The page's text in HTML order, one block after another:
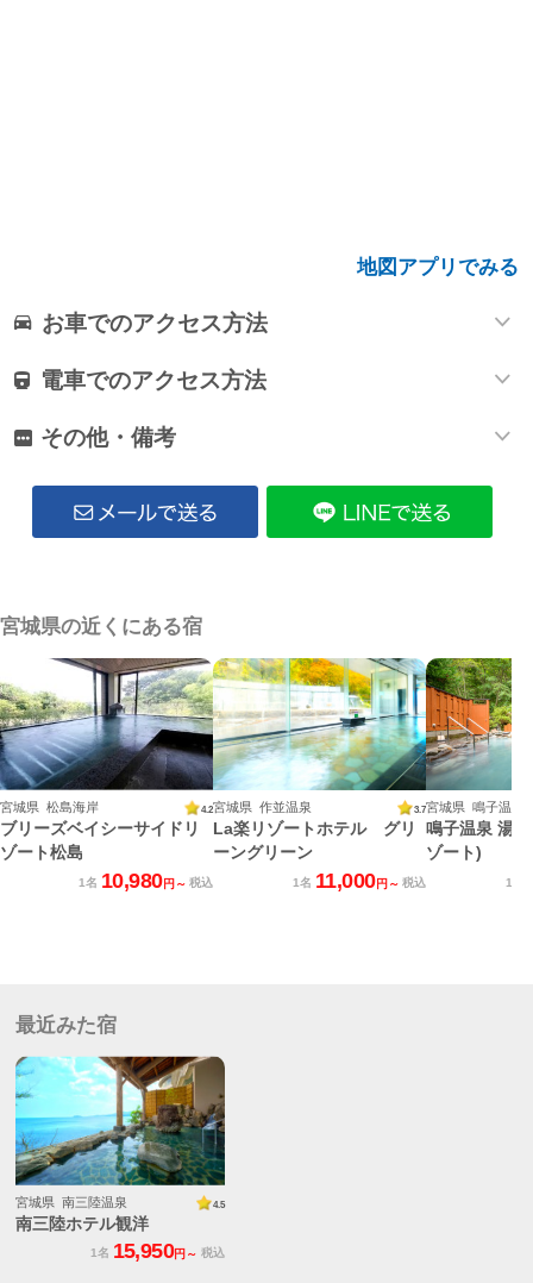
地図アプリでみる
お車でのアクセス方法
電車でのアクセス方法
その他・備考
宮城県の近くにある宿
宮城県 松島海岸 4.2
ブリーズベイシーサイドリ
ゾート松島
1名 10,980円～ 税込
宮城県 作並温泉 3.7
La楽リゾートホテル グリ
ーングリーン
1名 11,000円～ 税込
宮城県 鳴子温泉
鳴子温泉 湯
ゾート)
1名
最近みた宿
宮城県 南三陸温泉 4.5
南三陸ホテル観洋
1名 15,950円～ 税込